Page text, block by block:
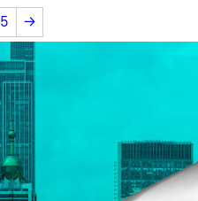
5 →